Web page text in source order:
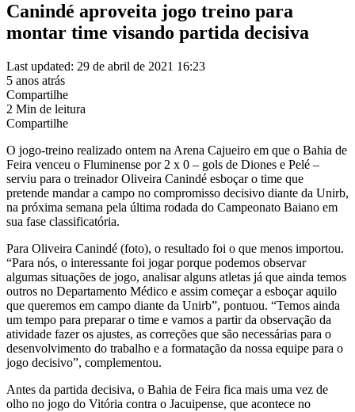
Canindé aproveita jogo treino para
montar time visando partida decisiva
Last updated: 29 de abril de 2021 16:23
5 anos atrás
Compartilhe
2 Min de leitura
Compartilhe
O jogo-treino realizado ontem na Arena Cajueiro em que o Bahia de
Feira venceu o Fluminense por 2 x 0 – gols de Diones e Pelé –
serviu para o treinador Oliveira Canindé esboçar o time que
pretende mandar a campo no compromisso decisivo diante da Unirb,
na próxima semana pela última rodada do Campeonato Baiano em
sua fase classificatória.
Para Oliveira Canindé (foto), o resultado foi o que menos importou.
“Para nós, o interessante foi jogar porque podemos observar
algumas situações de jogo, analisar alguns atletas já que ainda temos
outros no Departamento Médico e assim começar a esboçar aquilo
que queremos em campo diante da Unirb”, pontuou. “Temos ainda
um tempo para preparar o time e vamos a partir da observação da
atividade fazer os ajustes, as correções que são necessárias para o
desenvolvimento do trabalho e a formatação da nossa equipe para o
jogo decisivo”, complementou.
Antes da partida decisiva, o Bahia de Feira fica mais uma vez de
olho no jogo do Vitória contra o Jacuipense, que acontece no